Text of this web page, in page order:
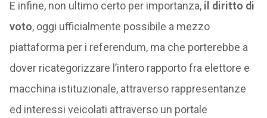
E infine, non ultimo certo per importanza, il diritto di
voto, oggi ufficialmente possibile a mezzo
piattaforma per i referendum, ma che porterebbe a
dover ricategorizzare l’intero rapporto fra elettore e
macchina istituzionale, attraverso rappresentanze
ed interessi veicolati attraverso un portale